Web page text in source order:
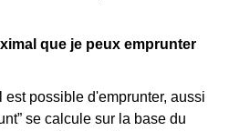
que je peux emprunter
est possible d'emprunter, aussi
se calcule sur la base du